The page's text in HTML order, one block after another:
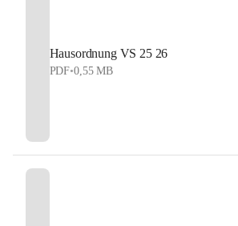
Hausordnung VS 25 26
PDF•0,55 MB